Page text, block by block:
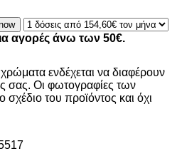
αγορές άνω των 50€.
ενδέχεται να διαφέρουν
σας. Οι φωτογραφίες των
σχέδιο του προϊόντος και όχι